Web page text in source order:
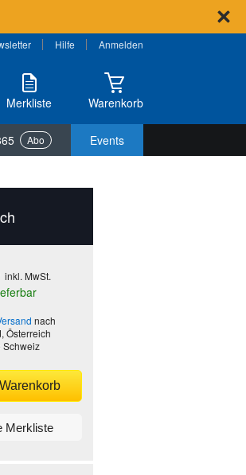
Hilfe Anmelden
Merkliste Warenkorb
Abo Events
inkl. MwSt.
nach
Österreich
Schweiz
Merkliste